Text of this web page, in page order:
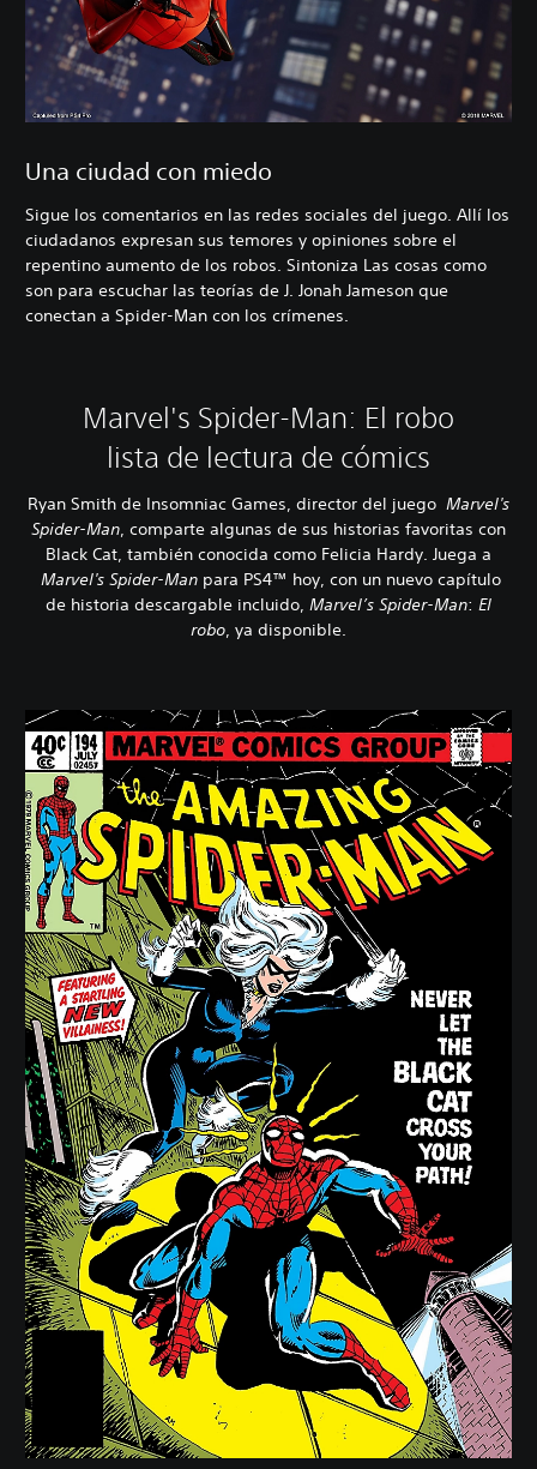
Una ciudad con miedo
Sigue los comentarios en las redes sociales del juego. Allí los
ciudadanos expresan sus temores y opiniones sobre el
repentino aumento de los robos. Sintoniza Las cosas como
son para escuchar las teorías de J. Jonah Jameson que
conectan a Spider-Man con los crímenes.
Marvel's Spider-Man: El robo
lista de lectura de cómics
Ryan Smith de Insomniac Games, director del juego Marvel's
Spider-Man, comparte algunas de sus historias favoritas con
Black Cat, también conocida como Felicia Hardy. Juega a
Marvel's Spider-Man para PS4™ hoy, con un nuevo capítulo
de historia descargable incluido, Marvel’s Spider-Man: El
robo, ya disponible.